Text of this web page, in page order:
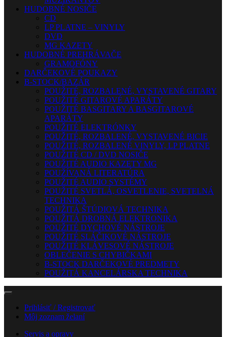
HUDOBNÉ NOSIČE
CD
LP PLATNE – VINYLY
DVD
MG KAZETY
HUDOBNÉ PREHRÁVAČE
GRAMOFÓNY
DARČEKOVÉ POUKAZY
B-STOCK/BAZÁR
POUŽITÉ, ROZBALENÉ, VYSTAVENÉ GITARY
POUŽITÉ GITAROVÉ APARÁTY
POUŽITÉ BASGITARY A BASGITAROVÉ
APARÁTY
POUŽITÉ ELEKTRÓNKY
POUŽITÉ, ROZBALENÉ, VYSTAVENÉ BICIE
POUŽITÉ, ROZBALENÉ VINYLY, LP PLATNE
POUŽITÉ CD / DVD NOSIČE
POUŽITÉ AUDIO KAZETY MG
POUŽÍVANÁ LITERATÚRA
POUŽITÉ AUDIO SYSTÉMY
POUŽITÉ SVETLÁ, OSVETLENIE, SVETELNÁ
TECHNIKA
POUŽITÁ ŠTÚDIOVÁ TECHNIKA
POUŽITÁ DROBNÁ ELEKTRONIKA
POUŽITÉ DYCHOVÉ NÁSTROJE
POUŽITÉ SLÁČIKOVÉ NÁSTROJE
POUŽITÉ KLÁVESOVÉ NÁSTROJE
OBLEČENIE S CHYBIČKAMI
B-STOCK DARČEKOVÉ PREDMETY
POUŽITÁ KANCELÁRSKA TECHNIKA
Prihlásiť / Registrovať
Môj zoznam želaní
Servis a opravy